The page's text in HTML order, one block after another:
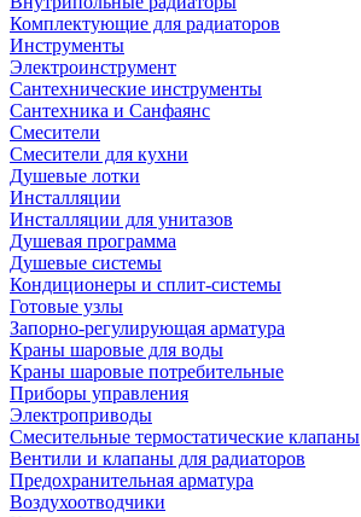
Комплектующие для радиаторов
Инструменты
Электроинструмент
Сантехнические инструменты
Сантехника и Санфаянс
Смесители
Смесители для кухни
Душевые лотки
Инсталляции
Инсталляции для унитазов
Душевая программа
Душевые системы
Кондиционеры и сплит-системы
Готовые узлы
Запорно-регулирующая арматура
Краны шаровые для воды
Краны шаровые потребительные
Приборы управления
Электроприводы
Смесительные термостатические клапаны
Вентили и клапаны для радиаторов
Предохранительная арматура
Воздухоотводчики